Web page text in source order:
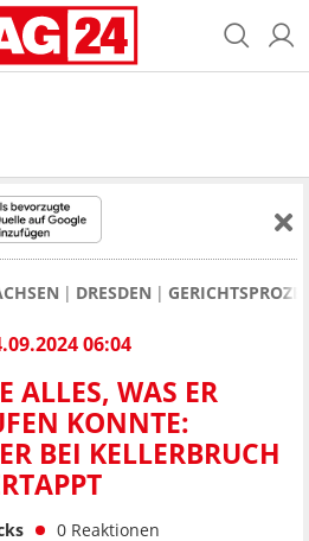
DRESDEN
06:04
ALLES, WAS ER
KONNTE:
BEI KELLERBRUCH
0 Reaktionen